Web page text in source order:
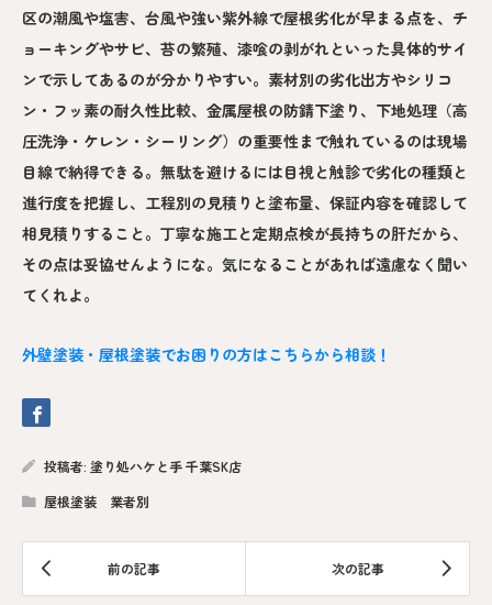
区の潮風や塩害、台風や強い紫外線で屋根劣化が早まる点を、チ
ョーキングやサビ、苔の繁殖、漆喰の剥がれといった具体的サイ
ンで示してあるのが分かりやすい。素材別の劣化出方やシリコ
ン・フッ素の耐久性比較、金属屋根の防錆下塗り、下地処理（高
圧洗浄・ケレン・シーリング）の重要性まで触れているのは現場
目線で納得できる。無駄を避けるには目視と触診で劣化の種類と
進行度を把握し、工程別の見積りと塗布量、保証内容を確認して
相見積りすること。丁寧な施工と定期点検が長持ちの肝だから、
その点は妥協せんようにな。気になることがあれば遠慮なく聞い
てくれよ。
外壁塗装・屋根塗装でお困りの方はこちらから相談！
投稿者: 塗り処ハケと手 千葉SK店
屋根塗装 業者別